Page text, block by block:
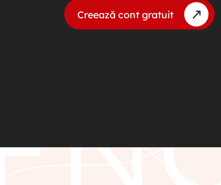
Creează cont gratuit